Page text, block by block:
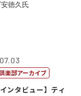
楽部アーカイブ
インタビュー】ティ